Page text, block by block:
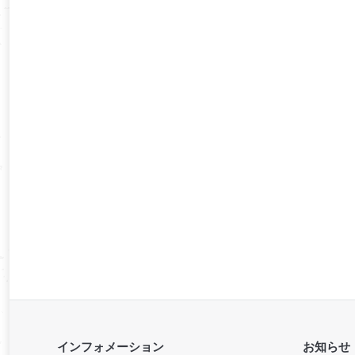
インフォメーション お知らせ